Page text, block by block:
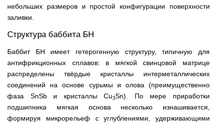
небольших размеров и простой конфигурации поверхности
заливки.
Структура баббита БН
Баббит БН имеет гетерогенную структуру, типичную для
антифрикционных сплавов: в мягкой свинцовой матрице
распределены твёрдые кристаллы интерметаллических
соединений на основе сурьмы и олова (преимущественно
фаза SnSb и кристаллы Cu3Sn). По мере приработки
подшипника мягкая основа несколько изнашивается,
формируя микрорельеф с углублениями, удерживающими